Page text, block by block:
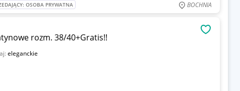
OSOBA PRYWATNA BOCHNIA
rozm. 38/40+Gratis!!
eleganckie